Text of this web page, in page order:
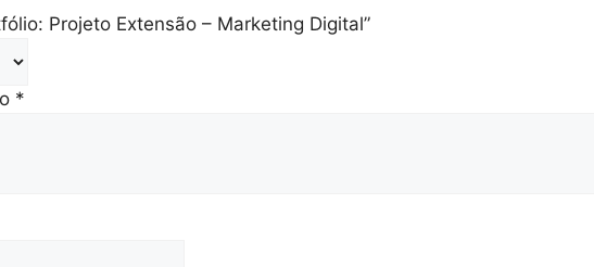
Projeto Extensão – Marketing Digital”
*